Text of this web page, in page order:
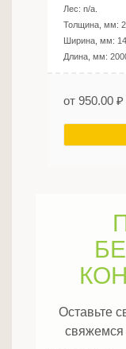
Лес: n/a
Толщина, мм:
Ширина, мм:
Длина, мм:
от 950.00 ₽
Оставьте